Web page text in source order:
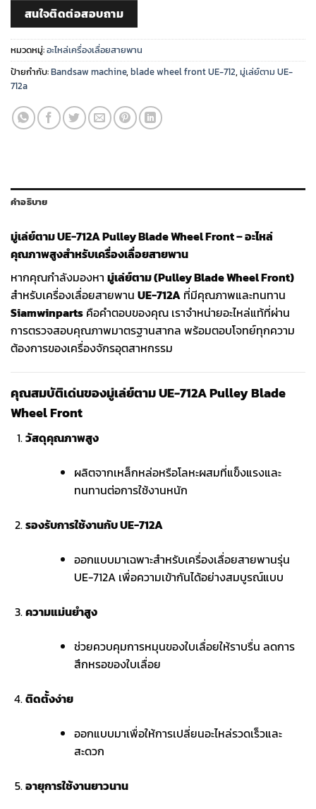
สนใจติดต่อสอบถาม
หมวดหมู่:อะไหล่เครื่องเลื่อยสายพาน
ป้ายกำกับ:Bandsaw machine, blade wheel front UE-712, มู่เล่ย์ตาม UE-
712a
คำอธิบาย
มู่เล่ย์ตาม UE-712A Pulley Blade Wheel Front – อะไหล่
คุณภาพสูงสำหรับเครื่องเลื่อยสายพาน
หากคุณกำลังมองหา มู่เล่ย์ตาม (Pulley Blade Wheel Front)
สำหรับเครื่องเลื่อยสายพาน UE-712A ที่มีคุณภาพและทนทาน
Siamwinparts คือคำตอบของคุณ เราจำหน่ายอะไหล่แท้ที่ผ่าน
การตรวจสอบคุณภาพมาตรฐานสากล พร้อมตอบโจทย์ทุกความ
ต้องการของเครื่องจักรอุตสาหกรรม
คุณสมบัติเด่นของมู่เล่ย์ตาม UE-712A Pulley Blade
Wheel Front
วัสดุคุณภาพสูง
ผลิตจากเหล็กหล่อหรือโลหะผสมที่แข็งแรงและ
ทนทานต่อการใช้งานหนัก
รองรับการใช้งานกับ UE-712A
ออกแบบมาเฉพาะสำหรับเครื่องเลื่อยสายพานรุ่น
UE-712A เพื่อความเข้ากันได้อย่างสมบูรณ์แบบ
ความแม่นยำสูง
ช่วยควบคุมการหมุนของใบเลื่อยให้ราบรื่น ลดการ
สึกหรอของใบเลื่อย
ติดตั้งง่าย
ออกแบบมาเพื่อให้การเปลี่ยนอะไหล่รวดเร็วและ
สะดวก
อายุการใช้งานยาวนาน